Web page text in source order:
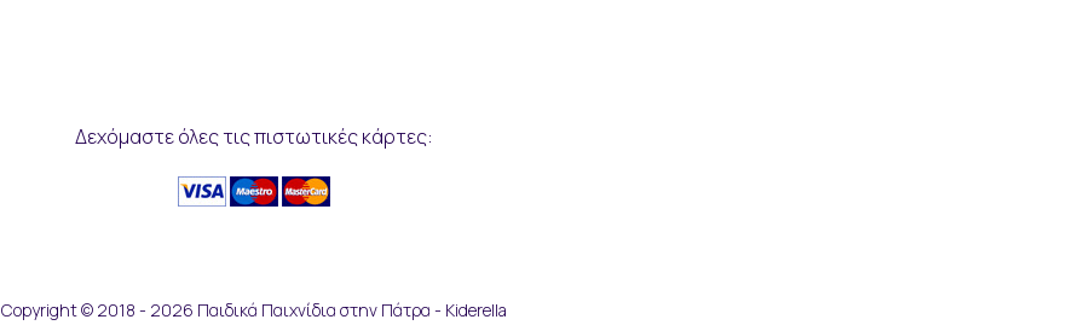
Δεχόμαστε όλες τις πιστωτικές κάρτες:
Copyright © 2018 - 2026 Παιδικά Παιχνίδια στην Πάτρα - Kiderella